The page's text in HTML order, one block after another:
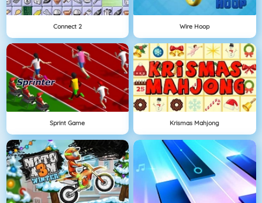
Connect 2 Wire Hoop
Sprint Game Krismas Mahjong